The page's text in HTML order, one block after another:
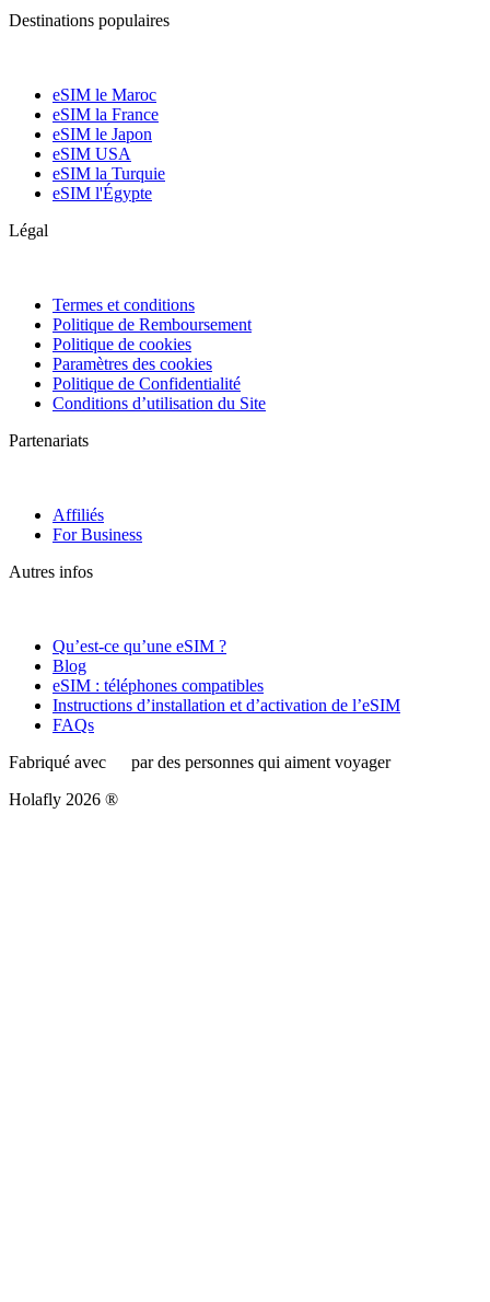
Destinations populaires
eSIM le Maroc
eSIM la France
eSIM le Japon
eSIM USA
eSIM la Turquie
eSIM l'Égypte
Légal
Termes et conditions
Politique de Remboursement
Politique de cookies
Paramètres des cookies
Politique de Confidentialité
Conditions d’utilisation du Site
Partenariats
Affiliés
For Business
Autres infos
Qu’est-ce qu’une eSIM ?
Blog
eSIM : téléphones compatibles
Instructions d’installation et d’activation de l’eSIM
FAQs
Fabriqué avec
par des personnes qui aiment voyager
Holafly 2026 ®